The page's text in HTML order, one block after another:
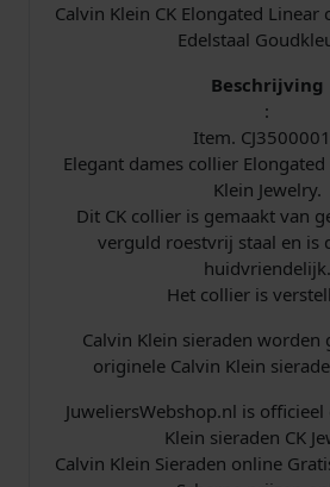
e
p
r
i
j
s
w
a
s
:
Calvin Klein CK Elongated Linear
Edelstaal
Beschrijving
:
Item.
Elegant dames collier
Klein Jewelry.
Dit CK collier is gemaakt van
verguld roestvrij staal en is
huidvriendelijk.
Het collier is
Calvin Klein sieraden worden
originele Calvin Klein
JuweliersWebshop.nl is
Klein sieraden CK
Calvin Klein Sieraden online